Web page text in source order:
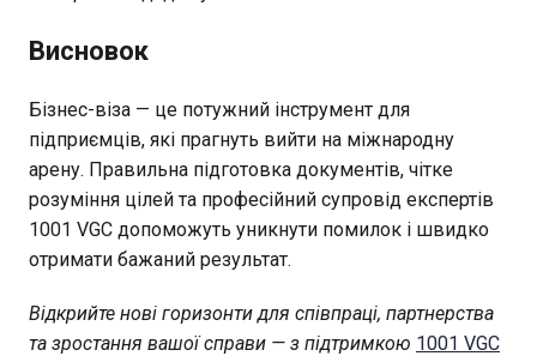
Висновок
Бізнес-віза — це потужний інструмент для
підприємців, які прагнуть вийти на міжнародну
арену. Правильна підготовка документів, чітке
розуміння цілей та професійний супровід експертів
1001 VGC допоможуть уникнути помилок і швидко
отримати бажаний результат.
Відкрийте нові горизонти для співпраці, партнерства
та зростання вашої справи — з підтримкою 1001 VGC